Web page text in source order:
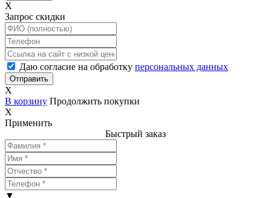
X
Запрос скидки
Даю согласие на обработку персональных данных
X
В корзину Продолжить покупки
X
Применить
Быстрый заказ
▼